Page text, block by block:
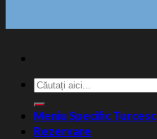
Caută
după:
Meniu Specific Turcesc
Rezervare